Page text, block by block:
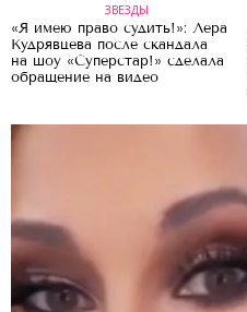
ЗВЕЗДЫ
«Я имею право судить!»: Лера
Кудрявцева после скандала
на шоу «Суперстар!» сделала
обращение на видео